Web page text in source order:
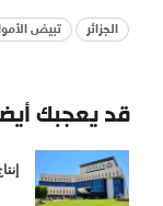
الجزائر تبيض
قد يعجبك